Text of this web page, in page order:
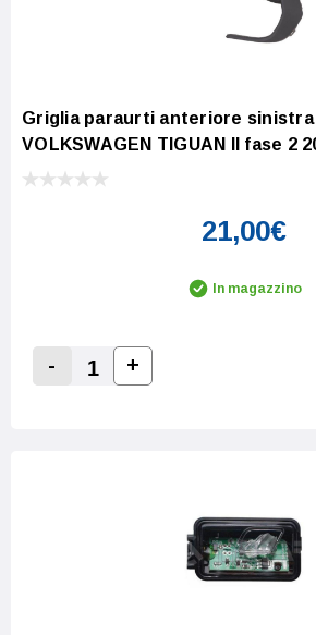
Griglia paraurti anteriore
VOLKSWAGEN TIGUAN II fase 2
21,00€
In magazzino
-
Increase Quantity:
+